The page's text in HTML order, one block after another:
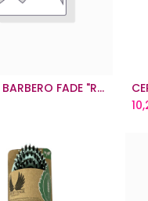
Add to Cart CEPILLO BARBERO FADE "RAGNAR"